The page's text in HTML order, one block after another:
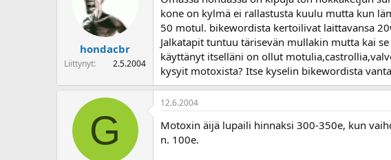
hondacbr
Liittynyt 2.5.2004
kone on kylmä ei rallastusta kuulu mutta kun
50 motul. bikewordista kertoilivat laittavansa
Jalkatapit tuntuu tärisevän mullakin mutta kai
käyttänyt itselläni on ollut
kysyit motoxista? Itse kyselin bikewordista
G
12.6.2004
Motoxin äijä lupaili hinnaksi 300-350e, kun
n. 100e.